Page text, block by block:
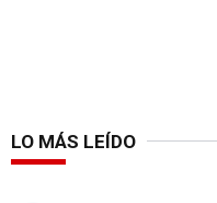
LO MÁS LEÍDO